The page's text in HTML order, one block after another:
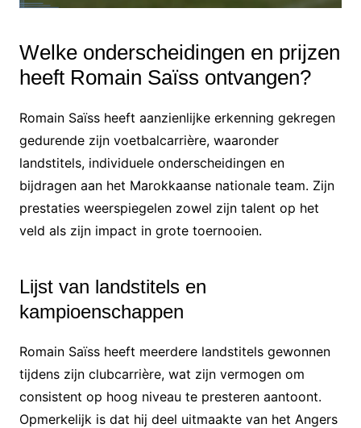
Welke onderscheidingen en prijzen
heeft Romain Saïss ontvangen?
Romain Saïss heeft aanzienlijke erkenning gekregen
gedurende zijn voetbalcarrière, waaronder
landstitels, individuele onderscheidingen en
bijdragen aan het Marokkaanse nationale team. Zijn
prestaties weerspiegelen zowel zijn talent op het
veld als zijn impact in grote toernooien.
Lijst van landstitels en
kampioenschappen
Romain Saïss heeft meerdere landstitels gewonnen
tijdens zijn clubcarrière, wat zijn vermogen om
consistent op hoog niveau te presteren aantoont.
Opmerkelijk is dat hij deel uitmaakte van het Angers